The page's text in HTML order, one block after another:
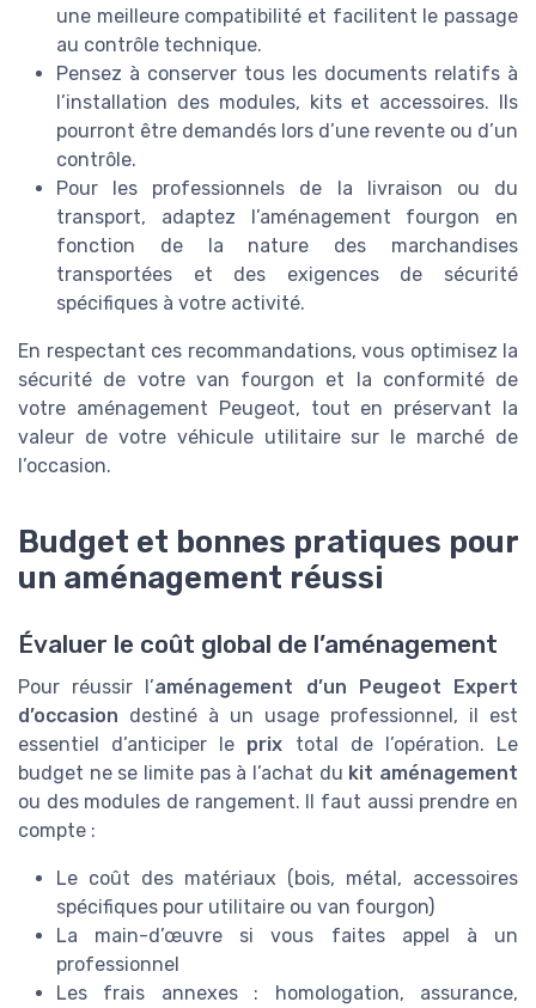
une meilleure compatibilité et facilitent le passage
au contrôle technique.
Pensez à conserver tous les documents relatifs à
l’installation des modules, kits et accessoires. Ils
pourront être demandés lors d’une revente ou d’un
contrôle.
Pour les professionnels de la livraison ou du
transport, adaptez l’aménagement fourgon en
fonction de la nature des marchandises
transportées et des exigences de sécurité
spécifiques à votre activité.
En respectant ces recommandations, vous optimisez la
sécurité de votre van fourgon et la conformité de
votre aménagement Peugeot, tout en préservant la
valeur de votre véhicule utilitaire sur le marché de
l’occasion.
Budget et bonnes pratiques pour
un aménagement réussi
Évaluer le coût global de l’aménagement
Pour réussir l’aménagement d’un Peugeot Expert
d’occasion destiné à un usage professionnel, il est
essentiel d’anticiper le prix total de l’opération. Le
budget ne se limite pas à l’achat du kit aménagement
ou des modules de rangement. Il faut aussi prendre en
compte :
Le coût des matériaux (bois, métal, accessoires
spécifiques pour utilitaire ou van fourgon)
La main-d’œuvre si vous faites appel à un
professionnel
Les frais annexes : homologation, assurance,